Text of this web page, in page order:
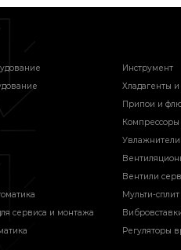
сервиса и монтажа
Инструмент
Хладагенты и
Припои и
Компрессоры
Увлажнители
Вентили
Мульти-
Регуляторы